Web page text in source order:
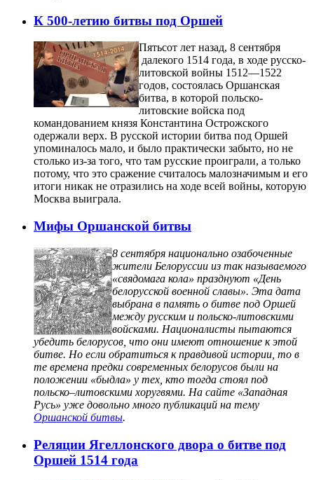
К 500-летию битвы под Оршей
Пятьсот лет назад, 8 сентября
далекого 1514 года, в ходе русско-
литовской войны 1512—1522
годов, состоялась Оршанская
битва, в которой польско-
литовские войска под
командованием князя Константина Острожского
одержали верх. В русской истории битва под Оршей
упоминалось мало, и было практически забыто, но не
столько из-за того, что там русские проиграли, а только
потому, что это сражение считалось малозначимым и его
итоги никак не отразились на ходе всей войны, которую
Москва выиграла.
Мифы Оршанской битвы
8 сентября национально озабоченные
жители Белоруссии из так называемого
«свядомага кола» празднуют «День
белорусской военной славы». Эта дата
выбрана в память о битве под Оршей
между русским и польско-литовскими
войсками. Националисты пытаются
убедить белорусов, что они имеют отношение к этой
битве. Но если обратиться к правдивой истории, то в
те времена предки современных белорусов были на
положении «быдла» у тех, кто тогда стоял под
польско–литовскими хоругвями. На сайте «Западная
Русь» уже довольно много публикаций на тему
Оршанской битвы.
Реляции Ягеллонского двора о битве под
Оршей 1514 года